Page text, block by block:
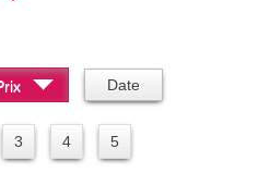
Date
3 4 5